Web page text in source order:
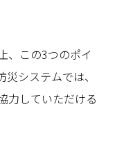
、この3つのポイ
システムでは、
力していただける